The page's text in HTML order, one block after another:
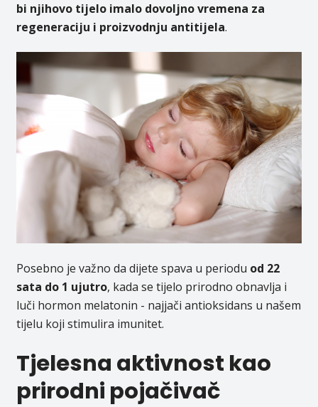
bi njihovo tijelo imalo dovoljno vremena za
regeneraciju i proizvodnju antitijela.
Posebno je važno da dijete spava u periodu od 22
sata do 1 ujutro, kada se tijelo prirodno obnavlja i
luči hormon melatonin - najjači antioksidans u našem
tijelu koji stimulira imunitet.
Tjelesna aktivnost kao
prirodni pojačivač